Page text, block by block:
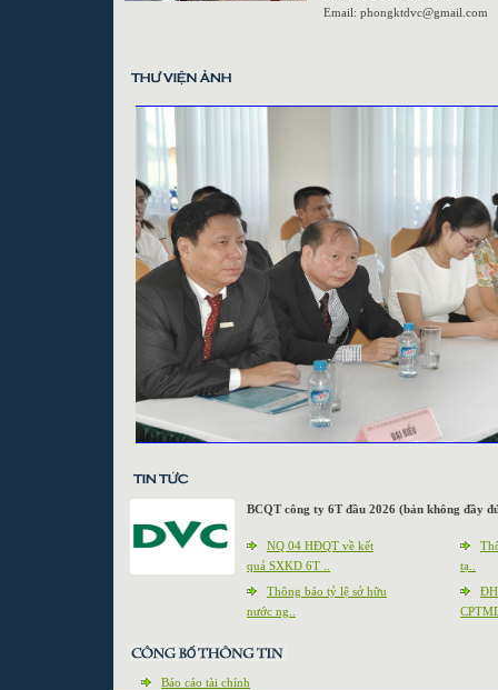
Email: phongktdvc@gmail.com
BCQT công ty 6T đầu 2026 (bản không đầy
NQ 04 HĐQT về kết
quả SXKD 6T ..
tạ..
Thông báo tỷ lệ sở hữu
nước ng..
Báo cáo tài chính